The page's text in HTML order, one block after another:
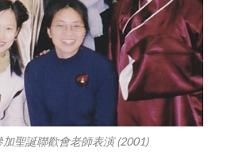
加聖誕聯歡會老師表演 (2001)